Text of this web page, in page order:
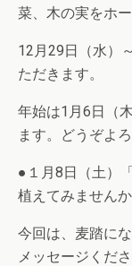
菜、木の実をホ
12月29日（水）
ただきます。
年始は1月6日（
ます。どうぞよ
●１月8日（土）
植えてみませんか
今回は、麦踏に
メッセージくださ